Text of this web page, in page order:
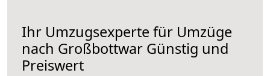
Ihr Umzugsexperte für Umzüge
nach Großbottwar Günstig und
Preiswert